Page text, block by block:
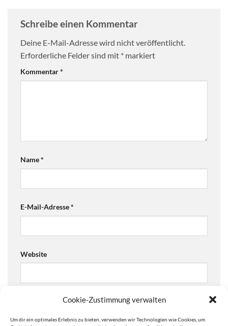
Cookie-Zustimmung verwalten
Um dir ein optimales Erlebnis zu bieten, verwenden wir Technologien wie Cookies, um
Schreibe einen Kommentar
Deine E-Mail-Adresse wird nicht veröffentlicht.
Erforderliche Felder sind mit * markiert
Kommentar*
Name*
E-Mail-Adresse*
Website
Ja, füge mich zu der Mailingliste hinzu!
Are you human? Please solve: